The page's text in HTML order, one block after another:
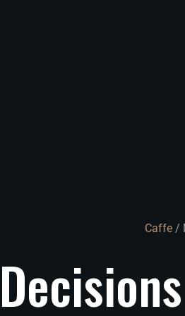
Caffe/
Decisions